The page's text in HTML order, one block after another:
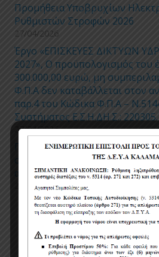
Προμήθεια Υποβρυχίων
Ρυθμιστών Στροφών 2026
27/04/2026
Έργο «ΕΠΙΣΚΕΥΕΣ ΔΙΚΤΥΩΝ
2027», Ο προϋπολογισμός του
300.000,00 ευρώ, μη
Φ.Π.Α δεν καταβάλλεται στον
παρ.4 του Κώδικα Φ.Π.Α –
Συστήματος Ε.Σ.Η.ΔΗ.Σ.: 220305.
27/04/2026
Προσωρινές ρυθμίσεις
στάθμευσης για την εκτέλεση
αντικατάστασης τμημάτων
24/04/2026